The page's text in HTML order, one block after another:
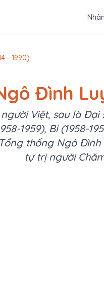
- 1990)
Đình
Việt, sau là
1959), Bỉ (1958-
thống Ngô
tự trị người